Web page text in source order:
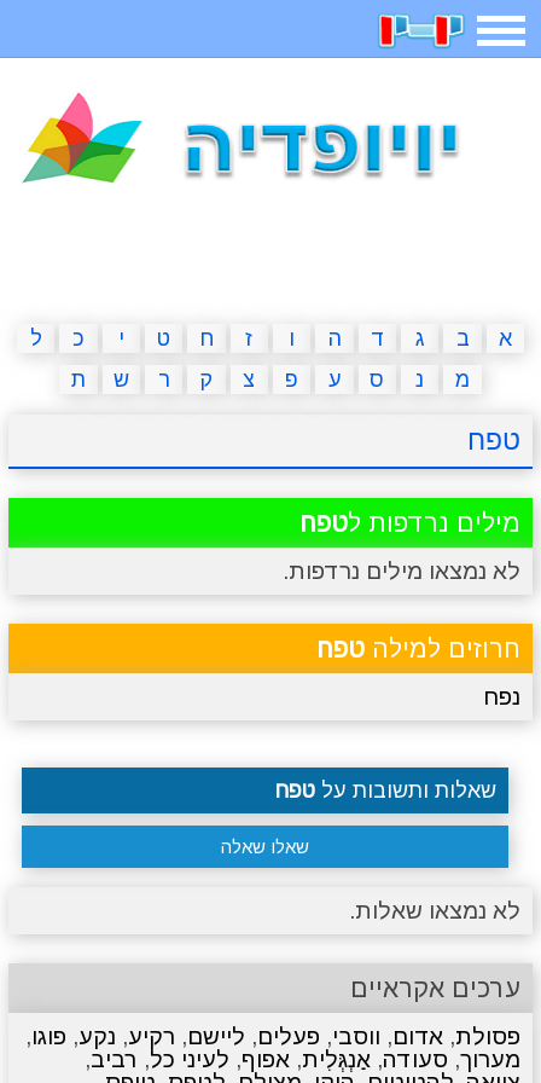
תפריט
איש תלוי מדריכים פוקימון גו מצא הבדלים
יצירה משחקי בנות אשליות חדשות
א ב ג ד ה ו ז ח ט י כ
ל
מ
נ ס ע פ צ ק ר ש ת
טפח
מילים נרדפות לטפח
לא נמצאו מילים נרדפות.
חרוזים למילה טפח
נפח
שאלות ותשובות על טפח
שאלו שאלה
לא נמצאו שאלות.
ערכים אקראיים
פסולת, אדום, ווסבי, פעלים, ליישם, רקיע, נקע, פוגו,
מערוך, סעודה, אַנְגְּלִית, אפוף, לעיני כל, רביב,